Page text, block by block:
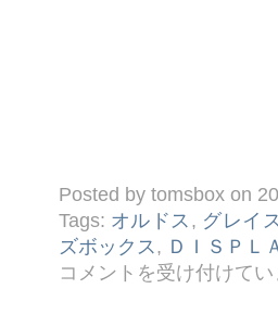
Posted by tomsbox on
Tags: オルドス , グレイ
ズボックス , ＤＩＳＰＬ
◆
今
コメントを受け付けて